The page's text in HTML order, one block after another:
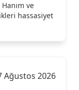
ve
hassasiyet
Ağustos 2026